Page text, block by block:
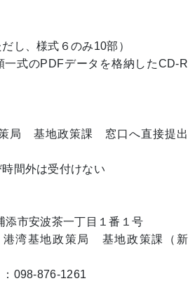
し、様式６のみ10部）
式のPDFデータを格納したCD-R
局 基地政策課 窓口へ直接提出
間外は受付けない
市安波茶一丁目１番１号
地政策局 基地政策課（新
876-1261